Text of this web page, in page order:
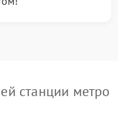
станции метро